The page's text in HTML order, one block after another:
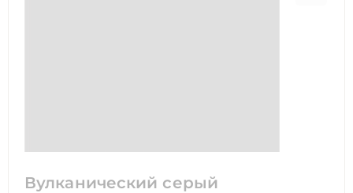
Вулканический серый